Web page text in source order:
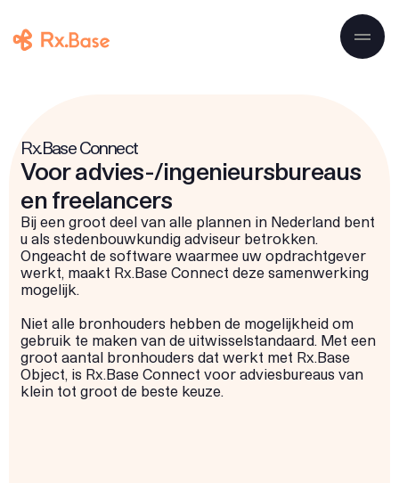
Rx.Base Connect
Voor advies-/ingenieursbureaus
en freelancers
Bij een groot deel van alle plannen in Nederland bent
u als stedenbouwkundig adviseur betrokken.
Ongeacht de software waarmee uw opdrachtgever
werkt, maakt Rx.Base Connect deze samenwerking
mogelijk.
Niet alle bronhouders hebben de mogelijkheid om
gebruik te maken van de uitwisselstandaard. Met een
groot aantal bronhouders dat werkt met Rx.Base
Object, is Rx.Base Connect voor adviesbureaus van
klein tot groot de beste keuze.